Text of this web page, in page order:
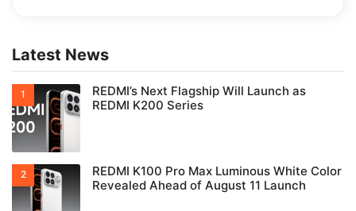
Latest News
REDMI’s Next Flagship Will Launch as
REDMI K200 Series
REDMI K100 Pro Max Luminous White Color
Revealed Ahead of August 11 Launch